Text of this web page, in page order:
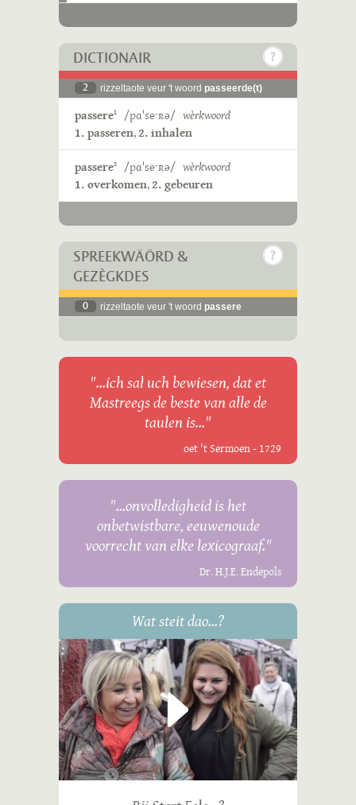
DICTIONAIR
2 rizzeltaote veur 't woord passeerde(t)
passere1 /pɑˈseˑʀə/ wèrkwoord
1. passeren,2. inhalen
passere2 /pɑˈseˑʀə/ wèrkwoord
1. overkomen,2. gebeuren
SPREEKWÄÖRD &
GEZÈGKDES
0 rizzeltaote veur 't woord passere
"...ich sal uch bewiesen, dat et
Mastreegs de beste van alle de
taulen is..."
oet 't Sermoen - 1729
"...onvolledigheid is het
onbetwistbare, eeuwenoude
voorrecht van elke lexicograaf."
Dr. H.J.E. Endepols
Wat steit dao...?